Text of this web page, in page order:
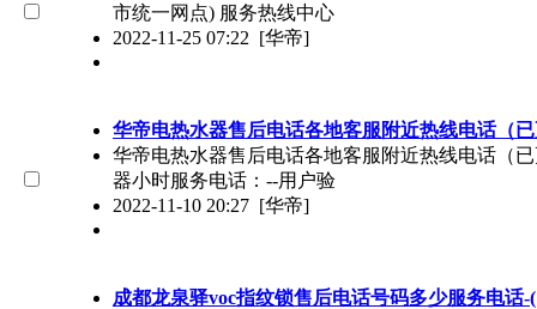
市统一网点) 服务热线中心
2022-11-25 07:22 [华帝]
华帝电热水器售后电话各地客服附近热线电话（
华帝电热水器售后电话各地客服附近热线电话（
器小时服务电话：--用户验
2022-11-10 20:27 [华帝]
成都龙泉驿voc指纹锁售后电话号码多少服务电话-